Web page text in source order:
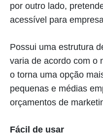
por outro lado,
acessível para
Possui uma estrutura
varia de acordo com o
o torna uma opção
pequenas e médias
orçamentos de
Fácil de usar